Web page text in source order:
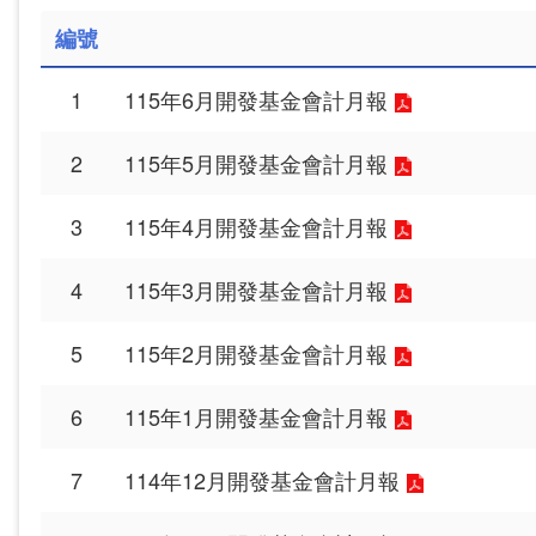
編號
1
115年6月開發基金會計月報
2 115年5月開發基金會計月報
3 115年4月開發基金會計月報
4 115年3月開發基金會計月報
5 115年2月開發基金會計月報
6 115年1月開發基金會計月報
7 114年12月開發基金會計月報